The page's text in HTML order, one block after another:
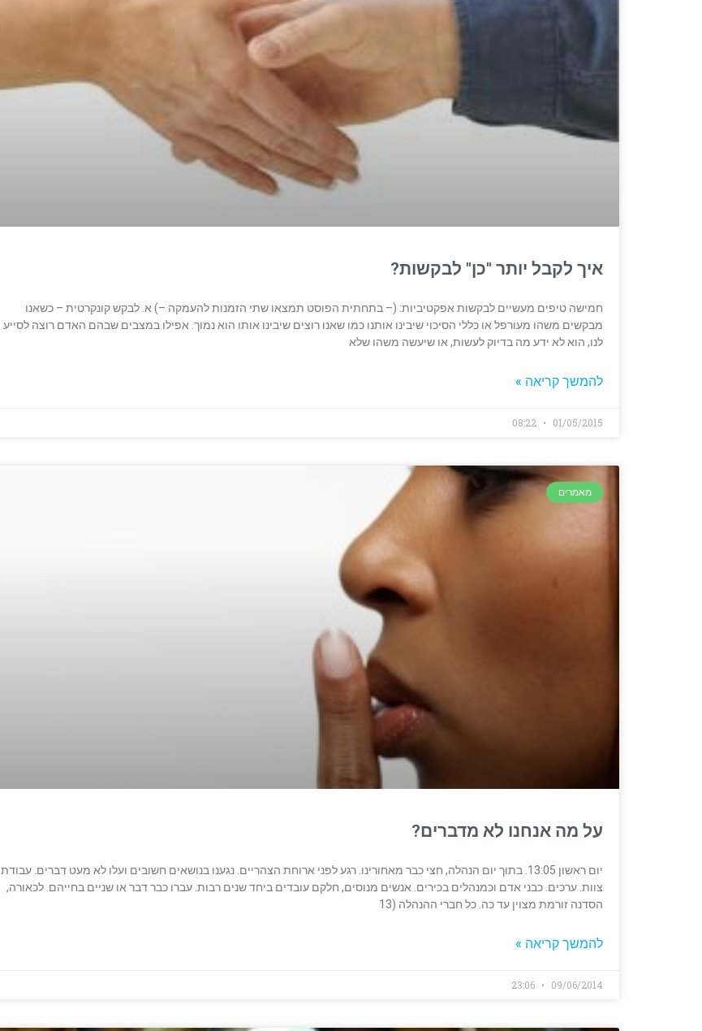
איך לקבל יותר "כן" לבקשות?
חמישה טיפים מעשיים לבקשות אפקטיביות: (– בתחתית הפוסט תמצאו שתי הזמנות להעמקה –) א. לבקש קונקרטית – כשאנו
מבקשים משהו מעורפל או כללי הסיכוי שיבינו אותנו כמו שאנו רוצים שיבינו אותו הוא נמוך. אפילו במצבים שבהם האדם רוצה לסייע
לנו, הוא לא ידע מה בדיוק לעשות, או שיעשה משהו שלא
להמשך קריאה »
01/05/2015
מאמרים
על מה אנחנו לא מדברים?
יום ראשון 13:05. בתוך יום הנהלה, חצי כבר מאחורינו. רגע לפני ארוחת הצהריים. נגענו בנושאים חשובים ועלו לא מעט דברים. עבודת
צוות. ערכים. כבני אדם וכמנהלים בכירים. אנשים מנוסים, חלקם עובדים ביחד שנים רבות. עברו כבר דבר או שניים בחייהם. לכאורה,
הסדנה זורמת מצוין עד כה. כל חברי ההנהלה (13
להמשך קריאה »
09/06/2014